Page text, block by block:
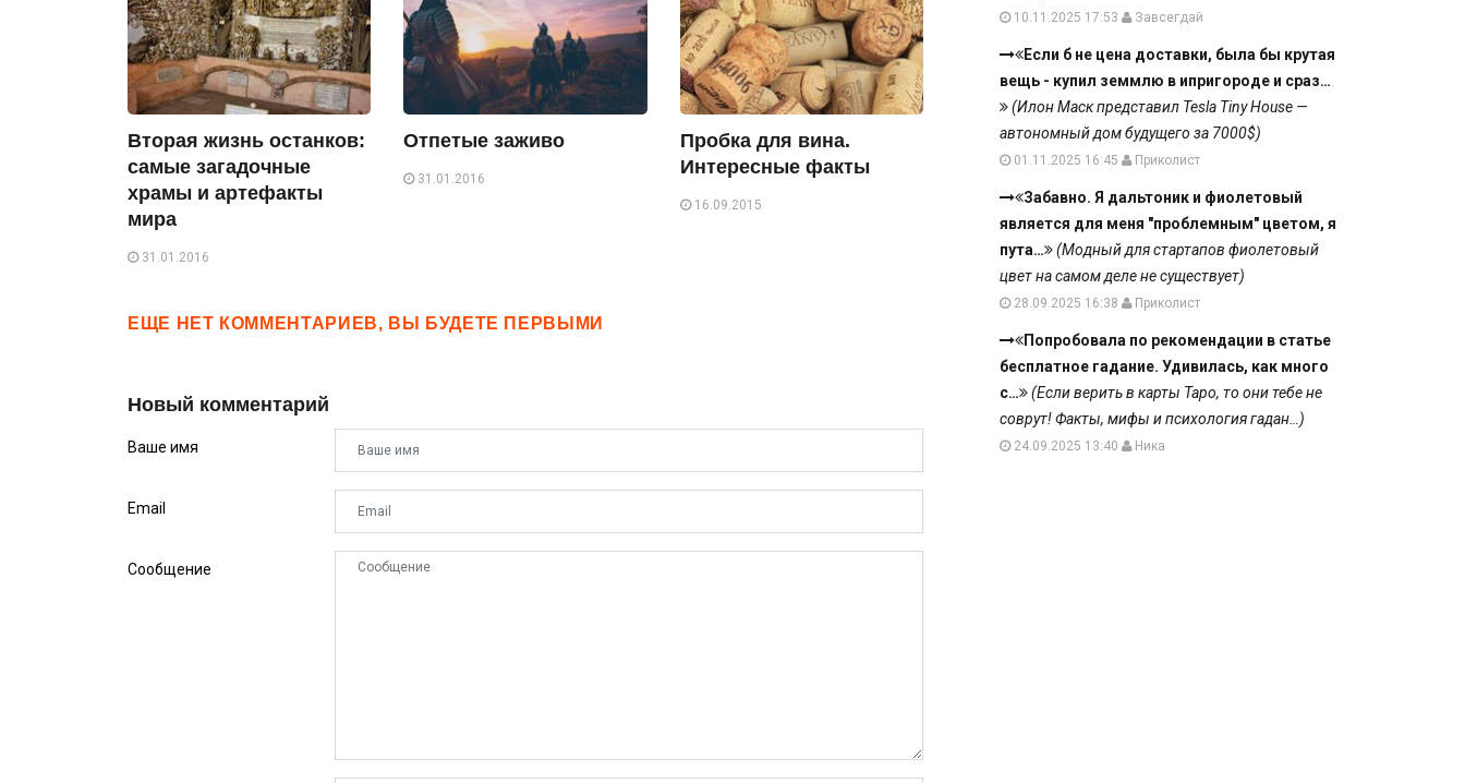
Вторая жизнь останков:
самые загадочные
храмы и артефакты
мира
31.01.2016
Отпетые заживо
31.01.2016
Пробка для вина.
Интересные факты
16.09.2015
ЕЩЕ НЕТ КОММЕНТАРИЕВ, ВЫ БУДЕТЕ ПЕРВЫМИ
Новый комментарий
Ваше имя
Email
Сообщение
10.11.2025 17:53 Завсегдай
Если б не цена доставки, была бы крутая
вещь - купил земмлю в ипригороде и сраз…
(Илон Маск представил Tesla Tiny House —
автономный дом будущего за 7000$)
01.11.2025 16:45 Приколист
Забавно. Я дальтоник и фиолетовый
является для меня "проблемным" цветом, я
пута…
(Модный для стартапов фиолетовый
цвет на самом деле не существует)
28.09.2025 16:38 Приколист
Попробовала по рекомендации в статье
бесплатное гадание. Удивилась, как много
с…
(Если верить в карты Таро, то они тебе не
соврут! Факты, мифы и психология гадан…)
24.09.2025 13:40 Ника